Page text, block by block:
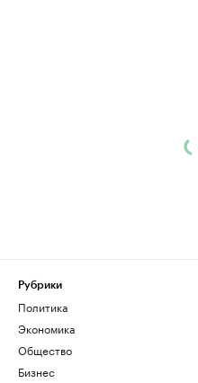
Рубрики
Политика
Экономика
Общество
Бизнес